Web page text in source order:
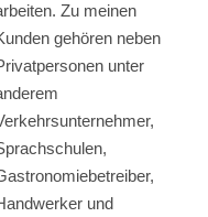
Zu meinen
gehören neben
unter
und